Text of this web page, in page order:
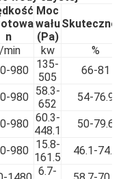
n
Moc
wału
(Pa)
Skuteczność
min kw
%
980
135-
505
66-81
980 58.3-
652
54-76.9
980 60.3-
448.1
50-79.6
980 15.8-
161.5
46.1-74.6
6.7-